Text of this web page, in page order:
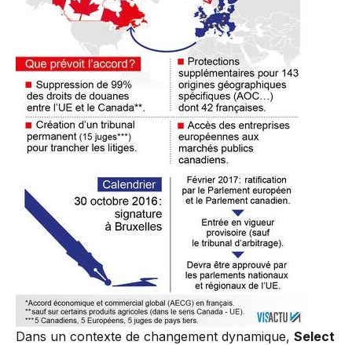
Dans un contexte de changement dynamique, Select